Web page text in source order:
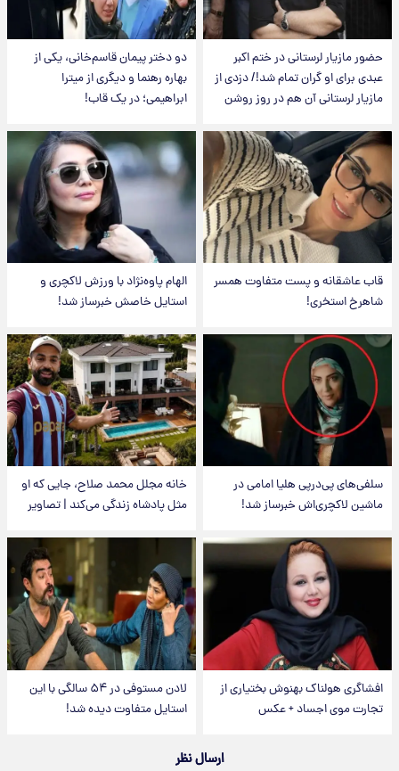
حضور مازیار لرستانی در ختم اکبر
عبدی برای او گران تمام شد!/ دزدی از
مازیار لرستانی آن هم در روز روشن
دو دختر پیمان قاسم‌خانی، یکی از
بهاره رهنما و دیگری از میترا
ابراهیمی؛ در یک قاب!
قاب عاشقانه و پست متفاوت همسر
شاهرخ استخری!
الهام پاوه‌نژاد با ورزش لاکچری و
استایل خاصش خبرساز شد!
سلفی‌های پی‌درپی هلیا امامی در
ماشین لاکچری‌اش خبرساز شد!
خانه مجلل محمد صلاح، جایی که او
مثل پادشاه زندگی می‌کند | تصاویر
افشاگری هولناک بهنوش بختیاری از
تجارت موی اجساد + عکس
لادن مستوفی در ۵۴ سالگی با این
استایل متفاوت دیده شد!
ارسال نظر